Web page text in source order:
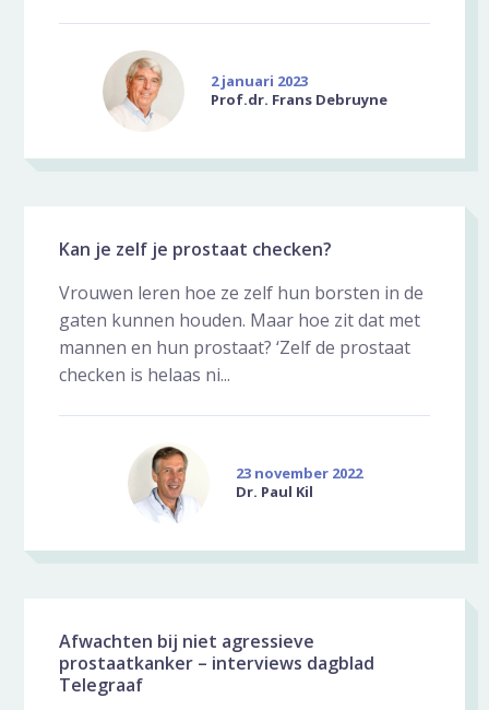
2 januari 2023
Prof.dr. Frans Debruyne
Kan je zelf je prostaat checken?
Vrouwen leren hoe ze zelf hun borsten in de
gaten kunnen houden. Maar hoe zit dat met
mannen en hun prostaat? ‘Zelf de prostaat
checken is helaas ni...
23 november 2022
Dr. Paul Kil
Afwachten bij niet agressieve
prostaatkanker – interviews dagblad
Telegraaf